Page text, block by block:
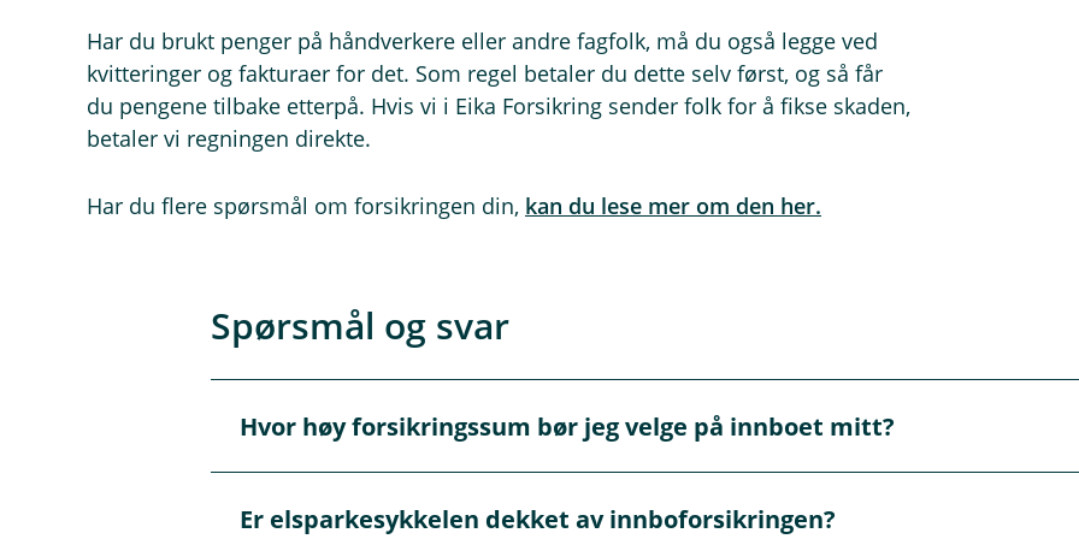
Har du brukt penger på håndverkere eller andre fagfolk, må du også legge ved
kvitteringer og fakturaer for det. Som regel betaler du dette selv først, og så får
du pengene tilbake etterpå. Hvis vi i Eika Forsikring sender folk for å fikse skaden,
betaler vi regningen direkte.
Har du flere spørsmål om forsikringen din, kan du lese mer om den her.
Spørsmål og svar
Hvor høy forsikringssum bør jeg velge på innboet mitt?
n
boligen din og tilpasse forsikringen til dette. Ikke glem tingene du har stuet bort i
Er elsparkesykkelen dekket av innboforsikringen?